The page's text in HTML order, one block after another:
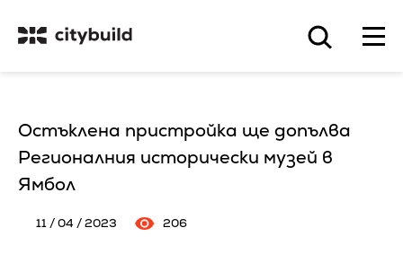
Остъклена пристройка ще допълва
Регионалния исторически музей в
Ямбол
11 / 04 / 2023 206